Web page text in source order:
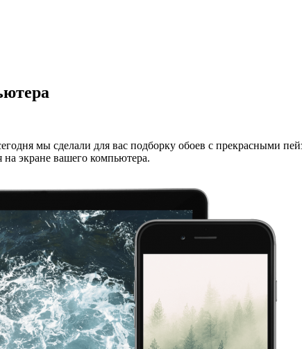
мы сделали для вас подборку обоев с прекрасными
на экране вашего компьютера.